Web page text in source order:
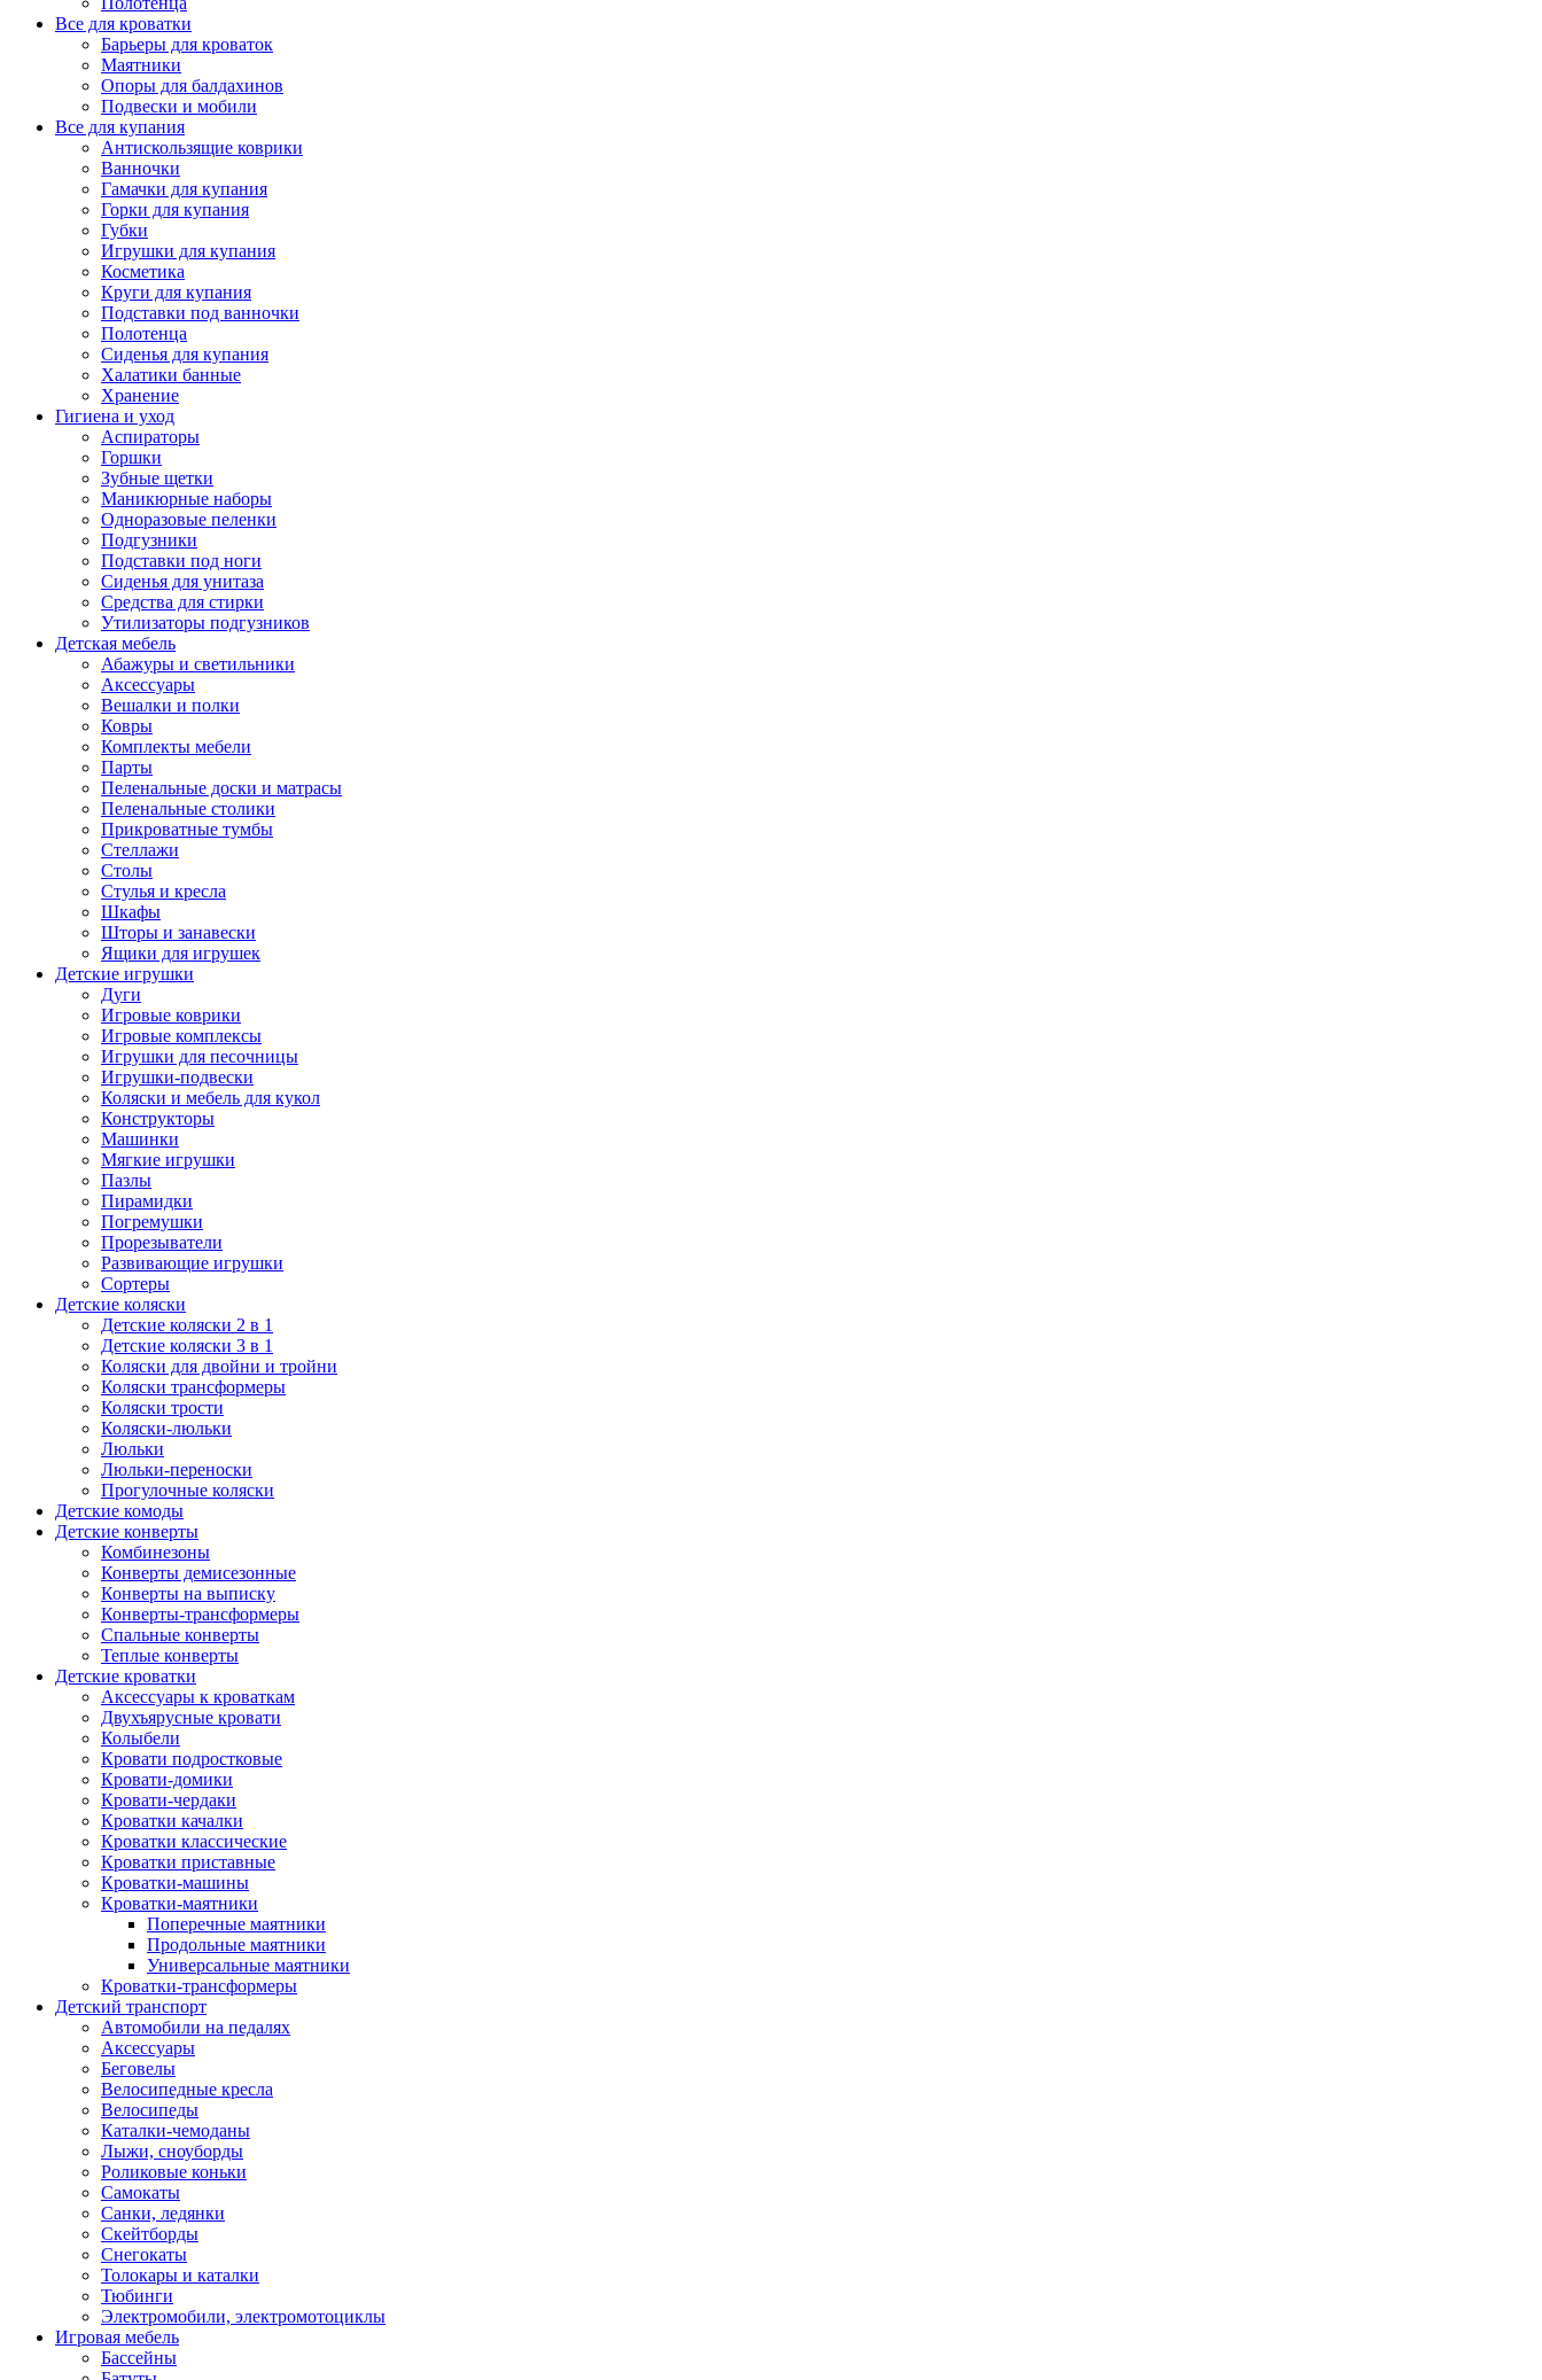
Все для кроватки
Барьеры для кроваток
Маятники
Опоры для балдахинов
Подвески и мобили
Все для купания
Антискользящие коврики
Ванночки
Гамачки для купания
Горки для купания
Губки
Игрушки для купания
Косметика
Круги для купания
Подставки под ванночки
Полотенца
Сиденья для купания
Халатики банные
Хранение
Гигиена и уход
Аспираторы
Горшки
Зубные щетки
Маникюрные наборы
Одноразовые пеленки
Подгузники
Подставки под ноги
Сиденья для унитаза
Средства для стирки
Утилизаторы подгузников
Детская мебель
Абажуры и светильники
Аксессуары
Вешалки и полки
Ковры
Комплекты мебели
Парты
Пеленальные доски и матрасы
Пеленальные столики
Прикроватные тумбы
Стеллажи
Столы
Стулья и кресла
Шкафы
Шторы и занавески
Ящики для игрушек
Детские игрушки
Дуги
Игровые коврики
Игровые комплексы
Игрушки для песочницы
Игрушки-подвески
Коляски и мебель для кукол
Конструкторы
Машинки
Мягкие игрушки
Пазлы
Пирамидки
Погремушки
Прорезыватели
Развивающие игрушки
Сортеры
Детские коляски
Детские коляски 2 в 1
Детские коляски 3 в 1
Коляски для двойни и тройни
Коляски трансформеры
Коляски трости
Коляски-люльки
Люльки
Люльки-переноски
Прогулочные коляски
Детские комоды
Детские конверты
Комбинезоны
Конверты демисезонные
Конверты на выписку
Конверты-трансформеры
Спальные конверты
Теплые конверты
Детские кроватки
Аксессуары к кроваткам
Двухъярусные кровати
Колыбели
Кровати подростковые
Кровати-домики
Кровати-чердаки
Кроватки качалки
Кроватки классические
Кроватки приставные
Кроватки-машины
Кроватки-маятники
Поперечные маятники
Продольные маятники
Универсальные маятники
Кроватки-трансформеры
Детский транспорт
Автомобили на педалях
Аксессуары
Беговелы
Велосипедные кресла
Велосипеды
Каталки-чемоданы
Лыжи, сноуборды
Роликовые коньки
Самокаты
Санки, ледянки
Скейтборды
Снегокаты
Толокары и каталки
Тюбинги
Электромобили, электромотоциклы
Игровая мебель
Бассейны